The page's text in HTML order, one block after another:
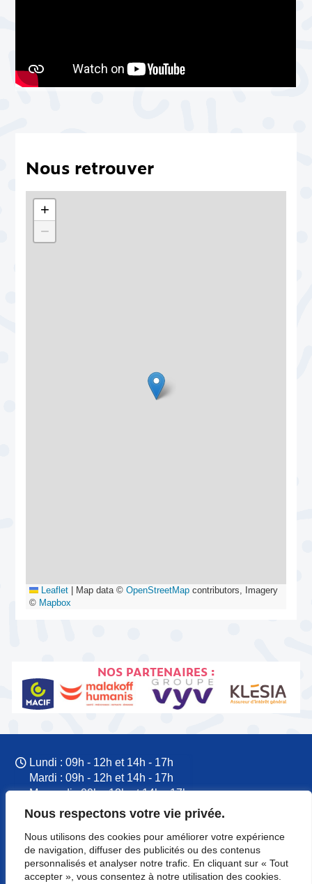
Nous respectons votre vie privée.
Nous utilisons des cookies pour améliorer votre expérience
de navigation, diffuser des publicités ou des contenus
personnalisés et analyser notre trafic. En cliquant sur « Tout
accepter », vous consentez à notre utilisation des cookies.
Nous retrouver
+
−
Leaflet | Map data ©OpenStreetMap contributors, Imagery
© Mapbox
NOS PARTENAIRES :
Lundi : 09h - 12h et 14h - 17h
Mardi : 09h - 12h et 14h - 17h
Mercredi : 09h - 12h et 14h - 17h
Jeudi : 09h - 12h et 14h - 17h
Vendredi : 09h - 12h et 14h - 17h
09 77 60 53 37
CFTC Normandie
8 rue du Colonel Rémy